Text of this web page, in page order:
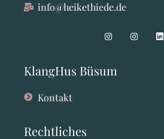
info@heikethiede.de
KlangHus Büsum
Kontakt
Rechtliches